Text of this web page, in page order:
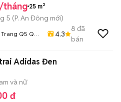
25 m²
5 (P. An Đông mới)
Q5 Q6
4.3
8 đã
bán
Adidas Đen
và nữ
đ